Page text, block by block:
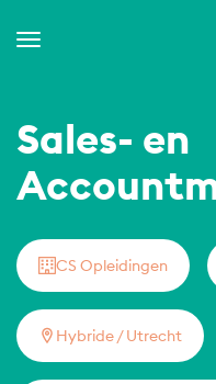
Toggle
Sales- en
CS Opleidingen
Hybride / Utrecht